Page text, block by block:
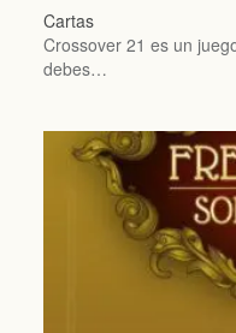
Cartas
Crossover 21 es un
debes…